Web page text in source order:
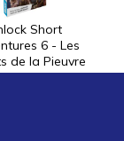
Short
6 - Les
de la Pieuvre